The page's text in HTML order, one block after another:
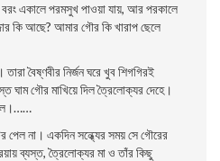
একালে পরমসুখ পাওয়া যায়, আর পরকালে
কি আছে? আমার গৌর কি খারাপ ছেলে
বৈষ্ণবীর নির্জন ঘরে খুব শিগগিরই
ঘাম গৌর মাখিয়ে দিল ত্রৈলােক্যর দেহে।
না। একদিন সন্ধ্যের সময় সে গৌরের
ব্যস্ত, ত্রৈলােক্যর মা ও তাঁর কিছু